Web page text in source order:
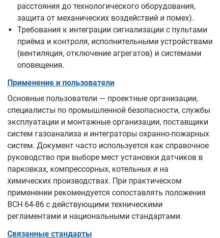
расстояния до технологического оборудования,
защита от механических воздействий и помех).
Требования к интеграции сигнализации с пультами
приёма и контроля, исполнительными устройствами
(вентиляция, отключение агрегатов) и системами
оповещения.
Применение и пользователи
Основные пользователи — проектные организации,
специалисты по промышленной безопасности, службы
эксплуатации и монтажные организации, поставщики
систем газоанализа и интеграторы охранно-пожарных
систем. Документ часто используется как справочное
руководство при выборе мест установки датчиков в
парковках, компрессорных, котельных и на
химических производствах. При практическом
применении рекомендуется сопоставлять положения
ВСН 64-86 с действующими техническими
регламентами и национальными стандартами.
Связанные стандарты